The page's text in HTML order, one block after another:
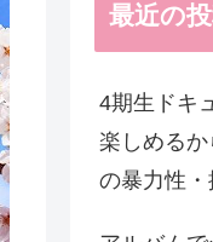
最近の
4期生ドキ
楽しめる
の暴力性・